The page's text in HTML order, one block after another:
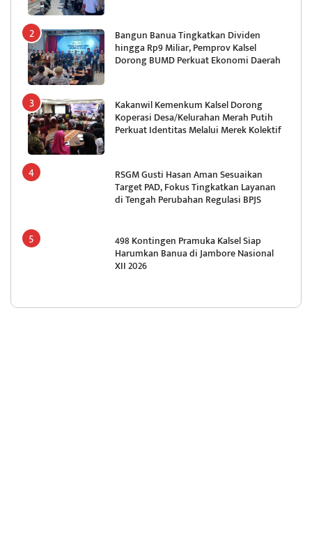
Bangun Banua Tingkatkan Dividen
hingga Rp9 Miliar, Pemprov Kalsel
Dorong BUMD Perkuat Ekonomi Daerah
Kakanwil Kemenkum Kalsel Dorong
Koperasi Desa/Kelurahan Merah Putih
Perkuat Identitas Melalui Merek Kolektif
RSGM Gusti Hasan Aman Sesuaikan
Target PAD, Fokus Tingkatkan Layanan
di Tengah Perubahan Regulasi BPJS
498 Kontingen Pramuka Kalsel Siap
Harumkan Banua di Jambore Nasional
XII 2026